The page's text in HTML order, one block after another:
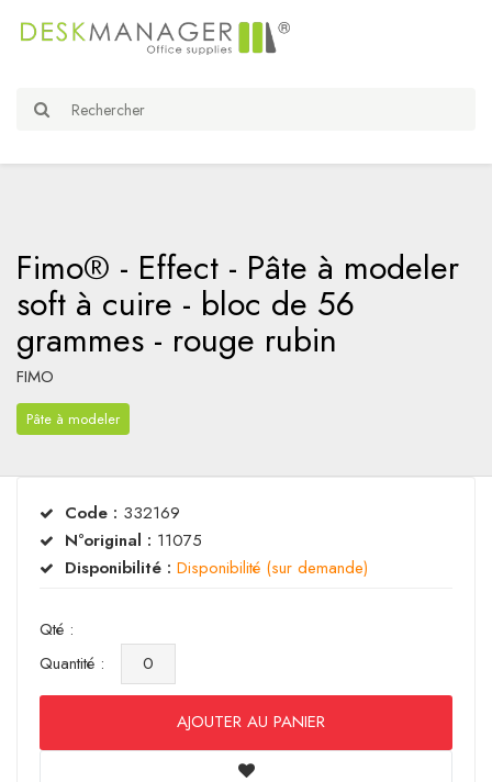
Fimo® - Effect - Pâte à modeler
soft à cuire - bloc de 56
grammes - rouge rubin
FIMO
Pâte à modeler
Code : 332169
N°original : 11075
Disponibilité : Disponibilité (sur demande)
Qté :
Quantité :
AJOUTER AU PANIER